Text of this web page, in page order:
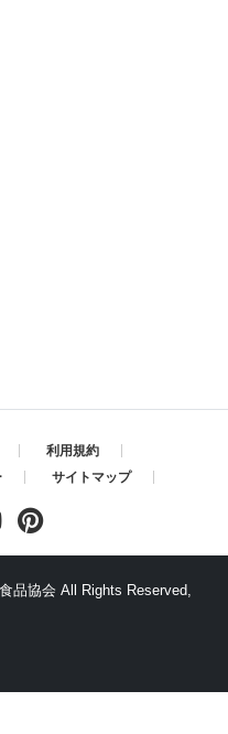
利用規約
サイトマップ
品協会 All Rights Reserved,